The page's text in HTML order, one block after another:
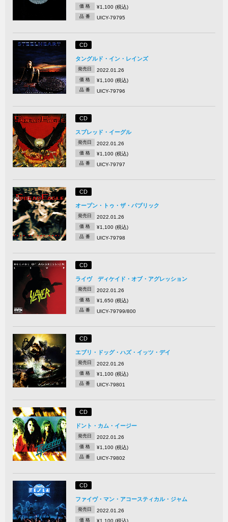
価 格 ¥1,100 (税込)
品 番 UICY-79795
CD
タングルド・イン・レインズ
発売日 2022.01.26
価 格 ¥1,100 (税込)
品 番 UICY-79796
CD
スプレッド・イーグル
発売日 2022.01.26
価 格 ¥1,100 (税込)
品 番 UICY-79797
CD
オープン・トゥ・ザ・パブリック
発売日 2022.01.26
価 格 ¥1,100 (税込)
品 番 UICY-79798
CD
ライヴ ディケイド・オブ・アグレッション
発売日 2022.01.26
価 格 ¥1,650 (税込)
品 番 UICY-79799/800
CD
エブリ・ドッグ・ハズ・イッツ・デイ
発売日 2022.01.26
価 格 ¥1,100 (税込)
品 番 UICY-79801
CD
ドント・カム・イージー
発売日 2022.01.26
価 格 ¥1,100 (税込)
品 番 UICY-79802
CD
ファイヴ・マン・アコースティカル・ジャム
発売日 2022.01.26
価 格 ¥1,100 (税込)